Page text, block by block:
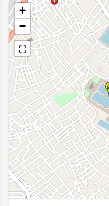
+
−
⛶